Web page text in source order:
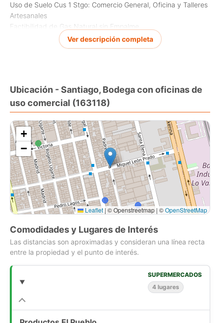
Uso de Suelo Cus 1 Stgo: Comercio General, Oficina y Talleres
Artesanales
Factibilidad de Gas Natural sin Empalme
Capacidad de 2 estacionamiento
Propiedad situada en área de conservación histórica.
camarines operarios.
Segundo nivel oficinas privadas y plantas libres, sala de
reuniones, baños y comedor administración.
Ver descripción completa
Ubicación - Santiago, Bodega con oficinas de
uso comercial (163118)
+
−
Leaflet | © Openstreetmap | ©OpenStreetMap
Comodidades y Lugares de Interés
Las distancias son aproximadas y consideran una línea recta
entre la propiedad y el punto de interés.
SUPERMERCADOS
4 lugares